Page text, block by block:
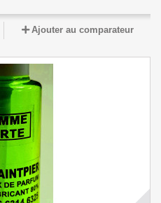
Ajouter au comparateur